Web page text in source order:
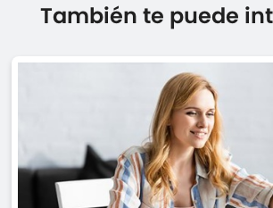
También te puede